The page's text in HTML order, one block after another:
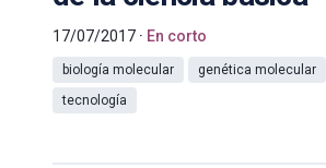
17/07/2017 En corto
biología molecular
genética molecular
tecnología